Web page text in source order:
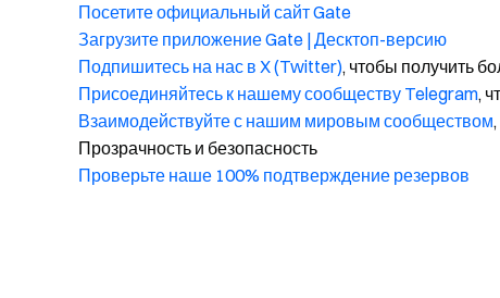
Посетите официальный сайт Gate
Загрузите приложение Gate | Десктоп-версию
Подпишитесь на нас в X (Twitter), чтобы получить
Присоединяйтесь к нашему сообществу Telegram,
Взаимодействуйте с нашим мировым сообществом
Прозрачность и безопасность
Проверьте наше 100% подтверждение резервов